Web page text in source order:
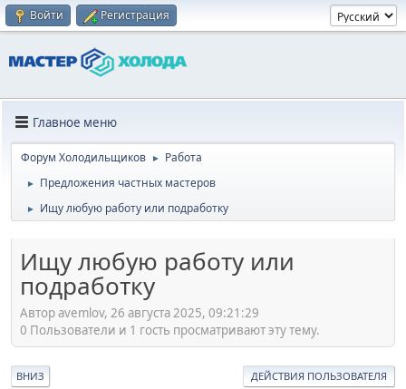
Войти Регистрация
Главное меню
Форум Холодильщиков ► Работа
► Предложения частных мастеров
► Ищу любую работу или подработку
Ищу любую работу или
подработку
Автор avemlov, 26 августа 2025, 09:21:29
0 Пользователи и 1 гость просматривают эту тему.
ВНИЗ ДЕЙСТВИЯ ПОЛЬЗОВАТЕЛЯ